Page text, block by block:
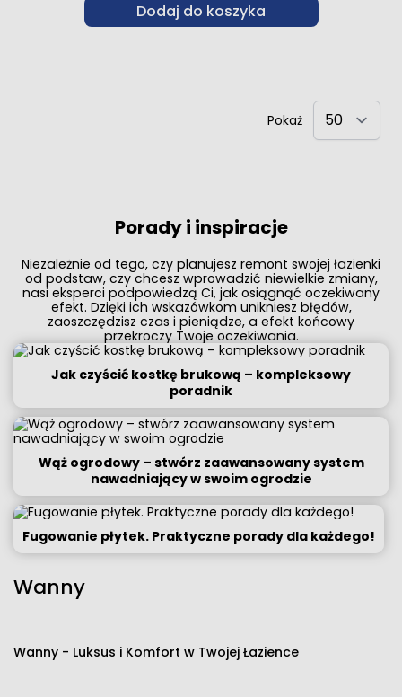
Dodaj do koszyka
Pokaż
Porady i inspiracje
Niezależnie od tego, czy planujesz remont swojej łazienki
od podstaw, czy chcesz wprowadzić niewielkie zmiany,
nasi eksperci podpowiedzą Ci, jak osiągnąć oczekiwany
efekt. Dzięki ich wskazówkom unikniesz błędów,
zaoszczędzisz czas i pieniądze, a efekt końcowy
przekroczy Twoje oczekiwania.
Jak czyścić kostkę brukową – kompleksowy
poradnik
Wąż ogrodowy – stwórz zaawansowany system
nawadniający w swoim ogrodzie
Fugowanie płytek. Praktyczne porady dla każdego!
Wanny
Wanny - Luksus i Komfort w Twojej Łazience